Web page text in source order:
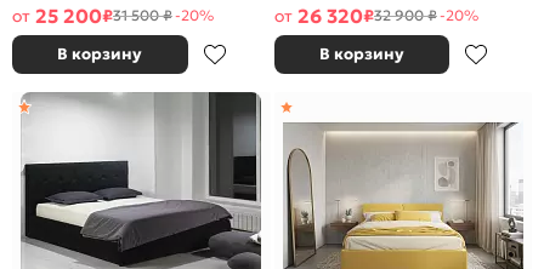
от 25 200₽31 500 ₽-20%
В корзину
от 26 320₽32 900 ₽-20%
В корзину